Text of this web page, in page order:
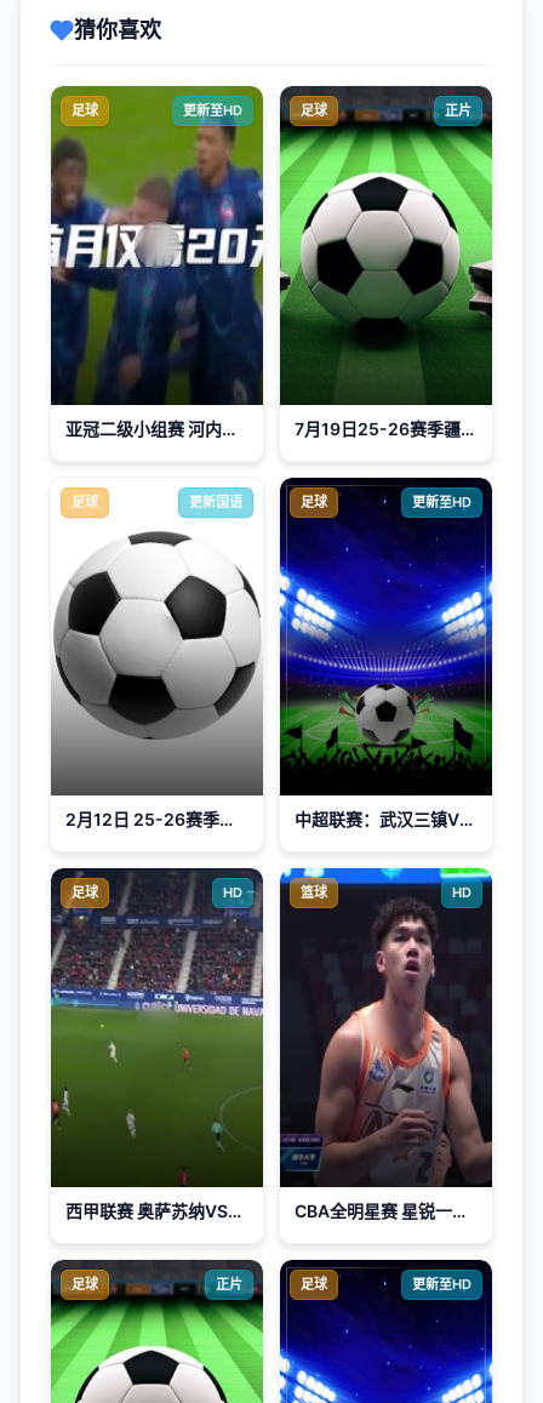
猜你喜欢
足球 更新至HD
亚冠二级小组赛 河内公安VS北京国安 20251127
足球 正片
7月19日25-26赛季疆超8进4第二回合 吐鲁番队VS乌鲁木齐队
足球 更新国语
2月12日 25-26赛季英超第26轮 桑德兰VS利物浦
足球 更新至HD
中超联赛：武汉三镇VS深圳新鹏城20260718
足球 HD
西甲联赛 奥萨苏纳VS巴列卡诺 20250120
篮球 HD
CBA全明星赛 星锐一年级VS清华大学 20240302(王冠证、张兆旭、小太阳)
足球 正片 足球 更新至HD